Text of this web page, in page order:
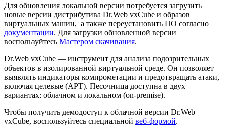
Для обновления локальной версии потребуется загрузить
новые версии дистрибутива Dr.Web vxCube и образов
виртуальных машин, а также переустановить ПО согласно
документации. Для загрузки обновленной версии
воспользуйтесь Мастером скачивания.
Dr.Web vxCube — инструмент для анализа подозрительных
объектов в изолированной виртуальной среде. Он позволяет
выявлять индикаторы компрометации и предотвращать атаки,
включая целевые (APT). Песочница доступна в двух
вариантах: облачном и локальном (on-premise).
Чтобы получить демодоступ к облачной версии Dr.Web
vxCube, воспользуйтесь специальной веб-формой.